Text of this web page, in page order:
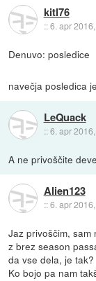
kitl76
::6. apr
Denuvo: posledice
navečja posledica
LeQuack
::6. apr
A ne privoščite
Alien123
::6. apr
Jaz privoščim,
z brez season
da vse dela, je tak?
Ko bojo pa nam